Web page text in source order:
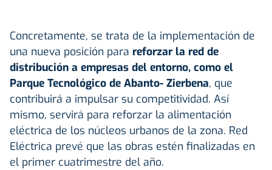
Concretamente, se trata de la implementación de
una nueva posición para reforzar la red de
distribución a empresas del entorno, como el
Parque Tecnológico de Abanto- Zierbena, que
contribuirá a impulsar su competitividad. Así
mismo, servirá para reforzar la alimentación
eléctrica de los núcleos urbanos de la zona. Red
Eléctrica prevé que las obras estén finalizadas en
el primer cuatrimestre del año.